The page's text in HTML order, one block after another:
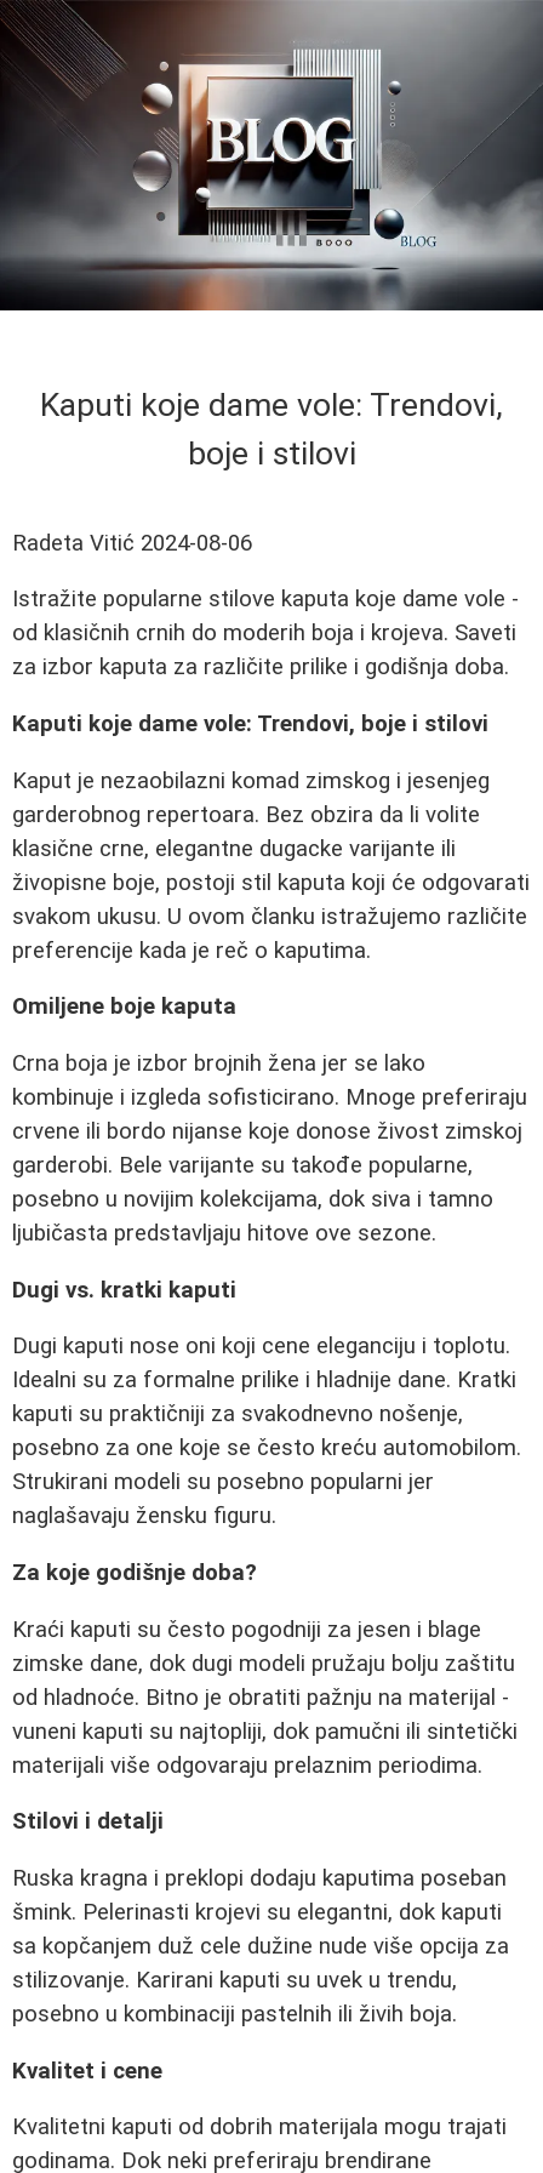
Kaputi koje dame vole: Trendovi,
boje i stilovi
Radeta Vitić 2024-08-06
Istražite popularne stilove kaputa koje dame vole -
od klasičnih crnih do moderih boja i krojeva. Saveti
za izbor kaputa za različite prilike i godišnja doba.
Kaputi koje dame vole: Trendovi, boje i stilovi
Kaput je nezaobilazni komad zimskog i jesenjeg
garderobnog repertoara. Bez obzira da li volite
klasične crne, elegantne dugacke varijante ili
živopisne boje, postoji stil kaputa koji će odgovarati
svakom ukusu. U ovom članku istražujemo različite
preferencije kada je reč o kaputima.
Omiljene boje kaputa
Crna boja je izbor brojnih žena jer se lako
kombinuje i izgleda sofisticirano. Mnoge preferiraju
crvene ili bordo nijanse koje donose živost zimskoj
garderobi. Bele varijante su takođe popularne,
posebno u novijim kolekcijama, dok siva i tamno
ljubičasta predstavljaju hitove ove sezone.
Dugi vs. kratki kaputi
Dugi kaputi nose oni koji cene eleganciju i toplotu.
Idealni su za formalne prilike i hladnije dane. Kratki
kaputi su praktičniji za svakodnevno nošenje,
posebno za one koje se često kreću automobilom.
Strukirani modeli su posebno popularni jer
naglašavaju žensku figuru.
Za koje godišnje doba?
Kraći kaputi su često pogodniji za jesen i blage
zimske dane, dok dugi modeli pružaju bolju zaštitu
od hladnoće. Bitno je obratiti pažnju na materijal -
vuneni kaputi su najtopliji, dok pamučni ili sintetički
materijali više odgovaraju prelaznim periodima.
Stilovi i detalji
Ruska kragna i preklopi dodaju kaputima poseban
šmink. Pelerinasti krojevi su elegantni, dok kaputi
sa kopčanjem duž cele dužine nude više opcija za
stilizovanje. Karirani kaputi su uvek u trendu,
posebno u kombinaciji pastelnih ili živih boja.
Kvalitet i cene
Kvalitetni kaputi od dobrih materijala mogu trajati
godinama. Dok neki preferiraju brendirane